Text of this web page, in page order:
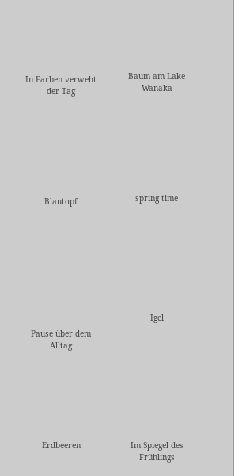
In Farben verweht
der Tag
Baum am Lake
Wanaka
Blautopf spring time
Pause über dem
Alltag
Igel
Erdbeeren
Im Spiegel des
Frühlings